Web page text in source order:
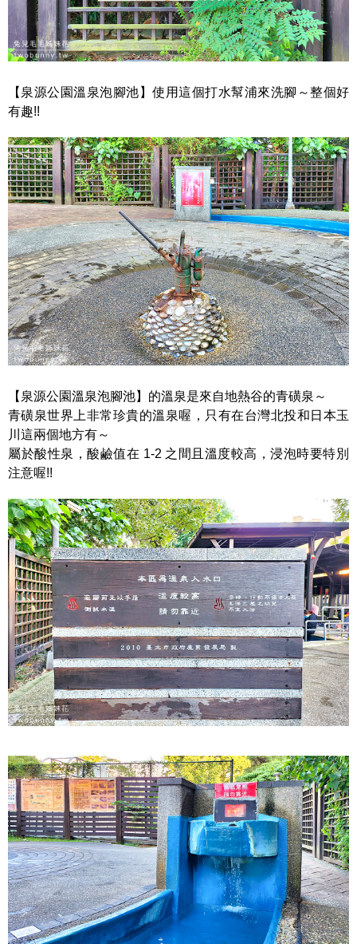
【泉源公園溫泉泡腳池】使用這個打水幫浦來洗腳～整個好
有趣!!
【泉源公園溫泉泡腳池】的溫泉是來自地熱谷的青磺泉～
青磺泉世界上非常珍貴的溫泉喔，只有在台灣北投和日本玉
川這兩個地方有～
屬於酸性泉，酸鹼值在 1-2 之間且溫度較高，浸泡時要特別
注意喔!!